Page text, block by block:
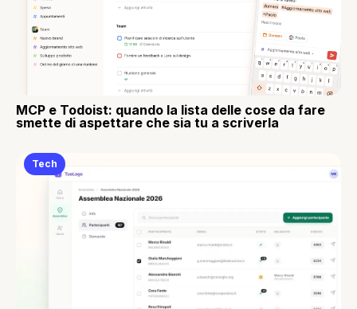
MCP e Todoist: quando la lista delle cose da fare
smette di aspettare che sia tu a scriverla
Tech